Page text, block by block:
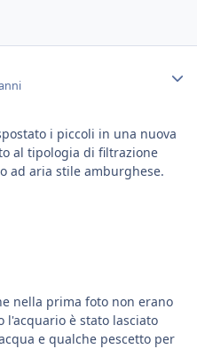
i piccoli in una nuova
al tipologia di filtrazione
ad aria stile amburghese.
nella prima foto non erano
è stato lasciato
e qualche pescetto per